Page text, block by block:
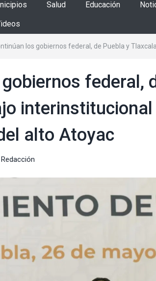
Salud Educación
los gobiernos federal, de Puebla y
federal,
interinstitucional
alto Atoyac
Redacción